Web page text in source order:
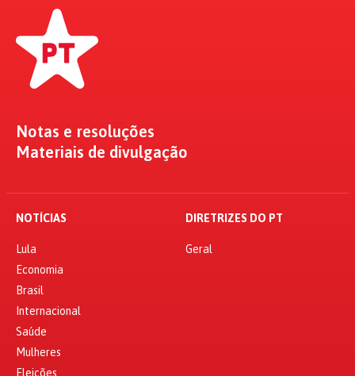
Notas e resoluções
Materiais de divulgação
NOTÍCIAS
Lula
Economia
Brasil
Internacional
Saúde
Mulheres
Eleições
DIRETRIZES DO PT
Geral